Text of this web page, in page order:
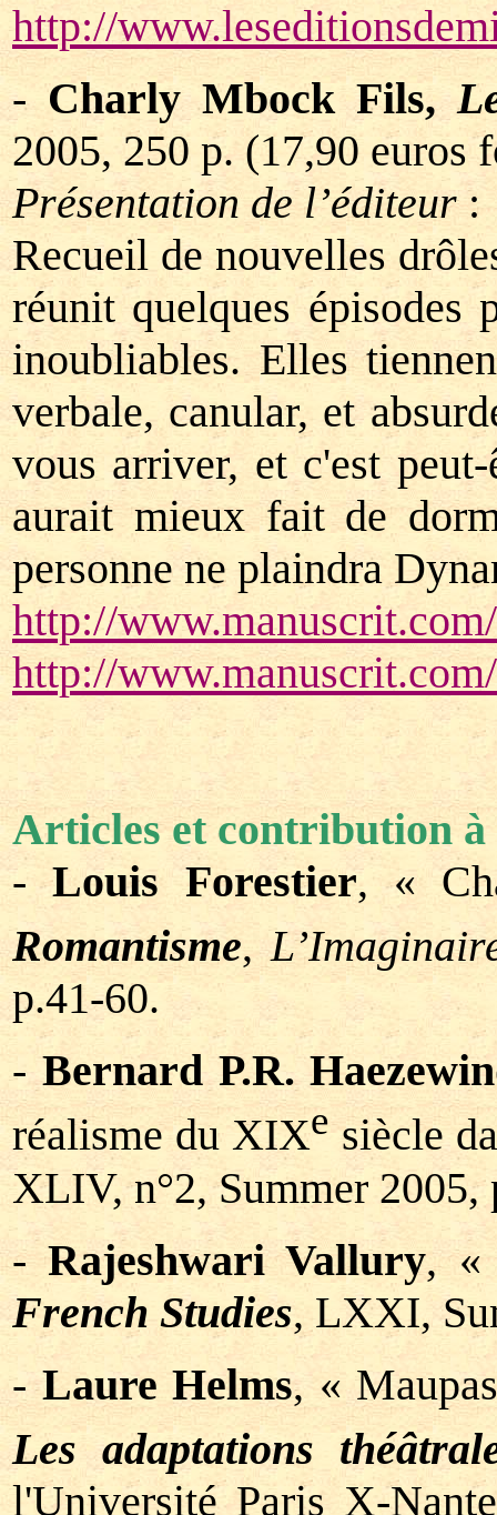
http://
- Charly Mbock Fils,
2005, 250 p. (17,90 euros
Présentation de l’éditeur:
Recueil de nouvelles
réunit quelques épisodes
inoubliables. Elles
verbale, canular, et
vous arriver, et c'est
aurait mieux fait de
personne ne plaindra
http://www.manuscrit.com/
http://
Articles et contribution à
-Louis Forestier, «
Romantisme,
p.41-60.
-Bernard P.R.
réalisme du XIXesiècle
XLIV, n°2, Summer 2005,
-Rajeshwari Vallury,
French Studies, LXXI,
-Laure Helms, «
Les adaptations
l'Université Paris X-